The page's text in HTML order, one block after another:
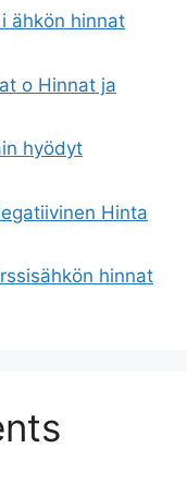
ähkön hinnat
o Hinnat ja
hyödyt
Hinta
hinnat